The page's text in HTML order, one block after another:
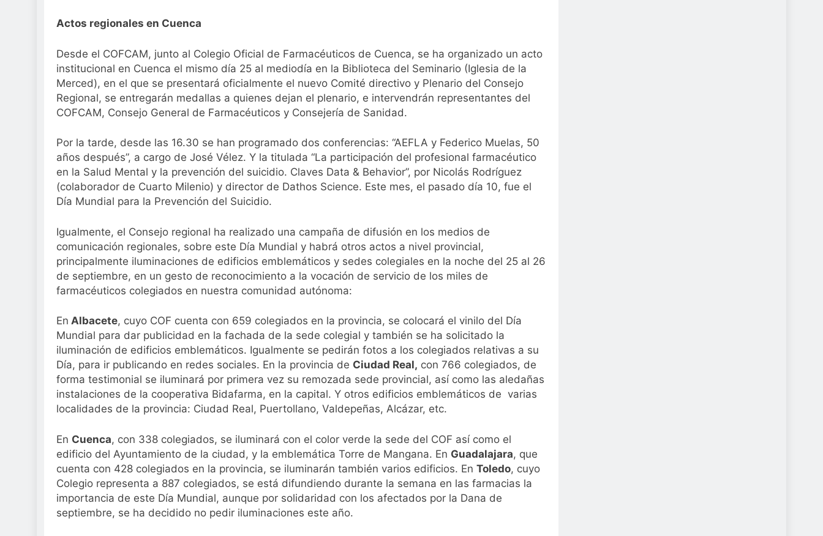
Actos regionales en Cuenca
Desde el COFCAM, junto al Colegio Oficial de Farmacéuticos de Cuenca, se ha organizado un acto
institucional en Cuenca el mismo día 25 al mediodía en la Biblioteca del Seminario (Iglesia de la
Merced), en el que se presentará oficialmente el nuevo Comité directivo y Plenario del Consejo
Regional, se entregarán medallas a quienes dejan el plenario, e intervendrán representantes del
COFCAM, Consejo General de Farmacéuticos y Consejería de Sanidad.
Por la tarde, desde las 16.30 se han programado dos conferencias: “AEFLA y Federico Muelas, 50
años después”, a cargo de José Vélez. Y la titulada “La participación del profesional farmacéutico
en la Salud Mental y la prevención del suicidio. Claves Data & Behavior”, por Nicolás Rodríguez
(colaborador de Cuarto Milenio) y director de Dathos Science. Este mes, el pasado día 10, fue el
Día Mundial para la Prevención del Suicidio.
Igualmente, el Consejo regional ha realizado una campaña de difusión en los medios de
comunicación regionales, sobre este Día Mundial y habrá otros actos a nivel provincial,
principalmente iluminaciones de edificios emblemáticos y sedes colegiales en la noche del 25 al 26
de septiembre, en un gesto de reconocimiento a la vocación de servicio de los miles de
farmacéuticos colegiados en nuestra comunidad autónoma:
En Albacete, cuyo COF cuenta con 659 colegiados en la provincia, se colocará el vinilo del Día
Mundial para dar publicidad en la fachada de la sede colegial y también se ha solicitado la
iluminación de edificios emblemáticos. Igualmente se pedirán fotos a los colegiados relativas a su
Día, para ir publicando en redes sociales. En la provincia de Ciudad Real, con 766 colegiados, de
forma testimonial se iluminará por primera vez su remozada sede provincial, así como las aledañas
instalaciones de la cooperativa Bidafarma, en la capital. Y otros edificios emblemáticos de varias
localidades de la provincia: Ciudad Real, Puertollano, Valdepeñas, Alcázar, etc.
En Cuenca, con 338 colegiados, se iluminará con el color verde la sede del COF así como el
edificio del Ayuntamiento de la ciudad, y la emblemática Torre de Mangana. En Guadalajara, que
cuenta con 428 colegiados en la provincia, se iluminarán también varios edificios. En Toledo, cuyo
Colegio representa a 887 colegiados, se está difundiendo durante la semana en las farmacias la
importancia de este Día Mundial, aunque por solidaridad con los afectados por la Dana de
septiembre, se ha decidido no pedir iluminaciones este año.